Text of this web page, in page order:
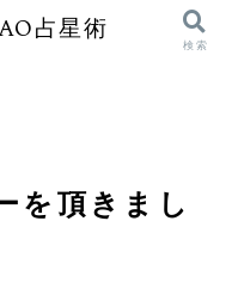
を頂きまし
占星術 検索